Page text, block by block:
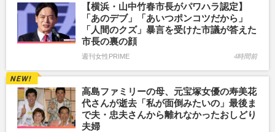
【横浜・山中竹春市長がパワハラ認定】
「あのデブ」「あいつポンコツだから」
「人間のクズ」暴言を受けた市議が答えた
市長の裏の顔
週刊女性PRIME 4時間前
高島ファミリーの母、元宝塚女優の寿美花
代さんが逝去「私が面倒みたいの」最後ま
で夫・忠夫さんから離れなかったおしどり
夫婦